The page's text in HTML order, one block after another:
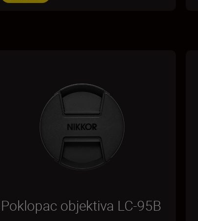
Poklopac objektiva LC-95B